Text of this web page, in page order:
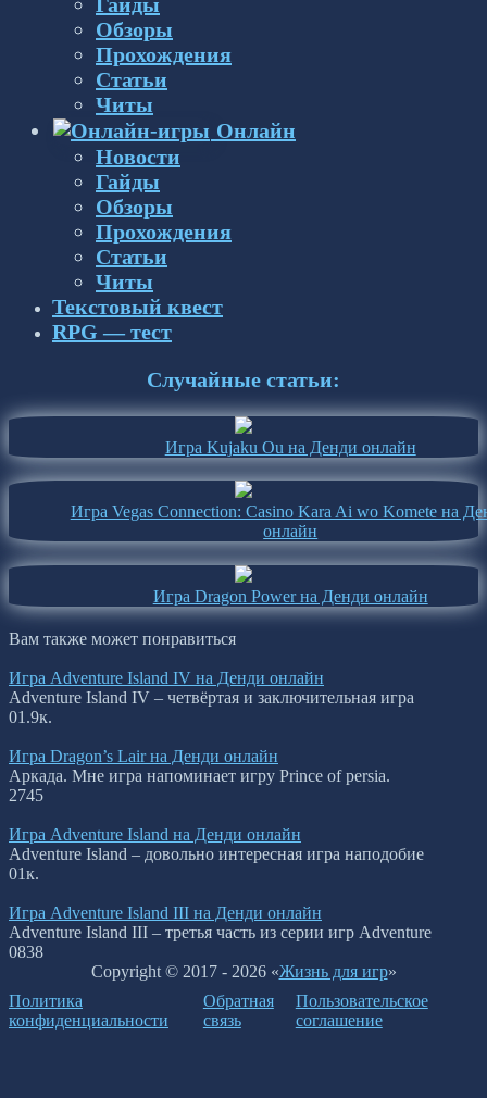
Обзоры
Прохождения
Статьи
Читы
Онлайн
Новости
Гайды
Обзоры
Прохождения
Статьи
Читы
Текстовый квест
RPG — тест
Случайные статьи:
Игра Kujaku Ou на Денди онлайн
Игра Vegas Connection: Casino Kara Ai wo Komete на
онлайн
Игра Dragon Power на Денди онлайн
Вам также может понравиться
Игра Adventure Island IV на Денди онлайн
Adventure Island IV – четвёртая и заключительная игра
01.9к.
Игра Dragon’s Lair на Денди онлайн
Аркада. Мне игра напоминает игру Prince of persia.
2745
Игра Adventure Island на Денди онлайн
Adventure Island – довольно интересная игра наподобие
01к.
Игра Adventure Island III на Денди онлайн
Adventure Island III – третья часть из серии игр Adventure
0838
Copyright © 2017 - 2026 «Жизнь для игр»
Политика
конфиденциальности
Обратная
связь
Пользовательское
соглашение